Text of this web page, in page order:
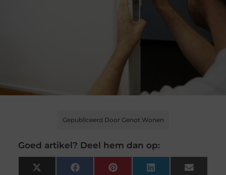
Gepubliceerd Door Genot Wonen
Goed artikel? Deel hem dan op:
X FacebookPinterest LinkedIn Email